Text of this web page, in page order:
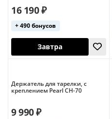
16 190 ₽
+ 490 бонусов
Держатель для тарелки, с
креплением Pearl CH-70
9 990 ₽